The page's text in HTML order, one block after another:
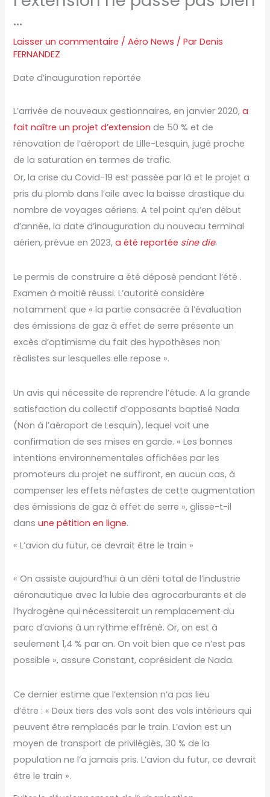
…
Laisser un commentaire /Aéro News / ParDenis
FERNANDEZ
Date d’inauguration reportée
L’arrivée de nouveaux gestionnaires, en janvier 2020,a
fait naître un projet d’extension de 50 % et de
rénovation de l’aéroport de Lille-Lesquin, jugé proche
de la saturation en termes de trafic.
Or, la crise du Covid-19 est passée par là et le projet a
pris du plomb dans l’aile avec la baisse drastique du
nombre de voyages aériens. A tel point qu’en début
d’année, la date d’inauguration du nouveau terminal
aérien, prévue en 2023,a été reportée sine die.
Le permis de construire a été déposé pendant l’été .
Examen à moitié réussi. L’autorité considère
notamment que « la partie consacrée à l’évaluation
des émissions de gaz à effet de serre présente un
excès d’optimisme du fait des hypothèses non
réalistes sur lesquelles elle repose ».
Un avis qui nécessite de reprendre l’étude. A la grande
satisfaction du collectif d’opposants baptisé Nada
(Non à l’aéroport de Lesquin), lequel voit une
confirmation de ses mises en garde. « Les bonnes
intentions environnementales affichées par les
promoteurs du projet ne suffiront, en aucun cas, à
compenser les effets néfastes de cette augmentation
des émissions de gaz à effet de serre », glisse-t-il
dansune pétition en ligne.
« L’avion du futur, ce devrait être le train »
« On assiste aujourd’hui à un déni total de l’industrie
aéronautique avec la lubie des agrocarburants et de
l’hydrogène qui nécessiterait un remplacement du
parc d’avions à un rythme effréné. Or, on est à
seulement 1,4 % par an. On voit bien que ce n’est pas
possible », assure Constant, coprésident de Nada.
Ce dernier estime que l’extension n’a pas lieu
d’être : « Deux tiers des vols sont des vols intérieurs qui
peuvent être remplacés par le train. L’avion est un
moyen de transport de privilégiés, 30 % de la
population ne l’a jamais pris. L’avion du futur, ce devrait
être le train ».